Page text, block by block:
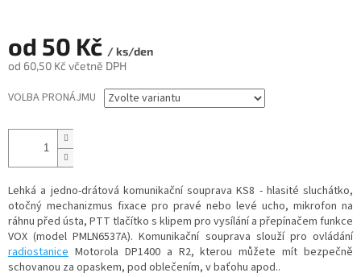
od 50 Kč / ks/den
od 60,50 Kč včetně DPH
cena:
VOLBA PRONÁJMU
Lehká a jedno-drátová komunikační souprava KS8 - hlasité sluchátko,
otočný mechanizmus fixace pro pravé nebo levé ucho, mikrofon na
ráhnu před ústa, PTT tlačítko s klipem pro vysílání a přepínačem funkce
VOX (modelPMLN6537A). Komunikační souprava slouží pro ovládání
radiostanice Motorola DP1400 a R2, kterou můžete mít bezpečně
schovanou za opaskem, pod oblečením, v baťohu apod..